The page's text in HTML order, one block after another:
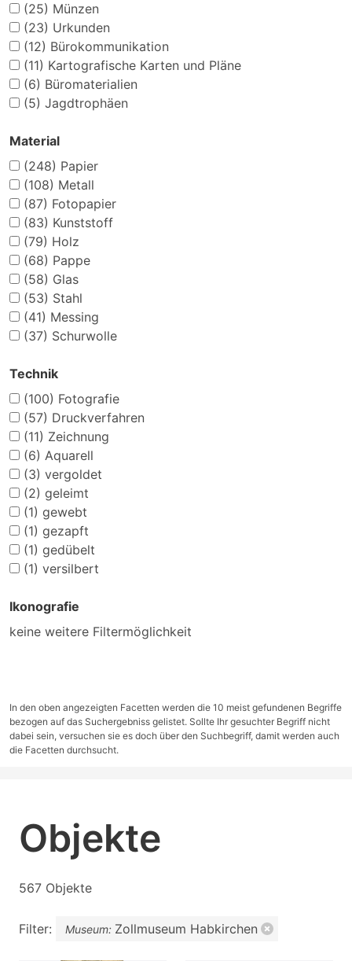
(25) Münzen
(23) Urkunden
(12) Bürokommunikation
(11) Kartografische Karten und Pläne
(6) Büromaterialien
(5) Jagdtrophäen
Material
(248) Papier
(108) Metall
(87) Fotopapier
(83) Kunststoff
(79) Holz
(68) Pappe
(58) Glas
(53) Stahl
(41) Messing
(37) Schurwolle
Technik
(100) Fotografie
(57) Druckverfahren
(11) Zeichnung
(6) Aquarell
(3) vergoldet
(2) geleimt
(1) gewebt
(1) gezapft
(1) gedübelt
(1) versilbert
Ikonografie
keine weitere Filtermöglichkeit
In den oben angezeigten Facetten werden die 10 meist gefundenen Begriffe
bezogen auf das Suchergebniss gelistet. Sollte Ihr gesuchter Begriff nicht
dabei sein, versuchen sie es doch über den Suchbegriff, damit werden auch
die Facetten durchsucht.
Objekte
567 Objekte
Filter: Museum: Zollmuseum Habkirchen